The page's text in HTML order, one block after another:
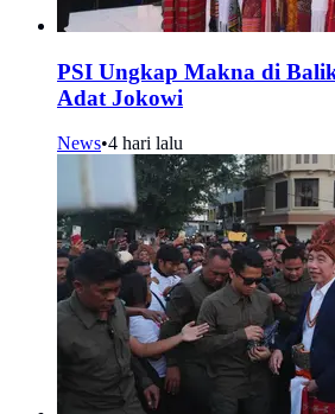
PSI Ungkap Makna di
Adat Jokowi
News•4 hari lalu